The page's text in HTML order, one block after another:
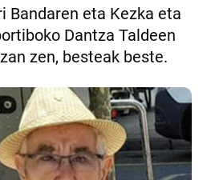
Bandaren eta Kezka eta
Dantza Taldeen
zen, besteak beste.